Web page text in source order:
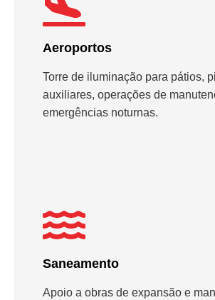
Aeroportos
Torre de iluminação para pátios,
auxiliares, operações de
emergências noturnas.
Saneamento
Apoio a obras de expansão e